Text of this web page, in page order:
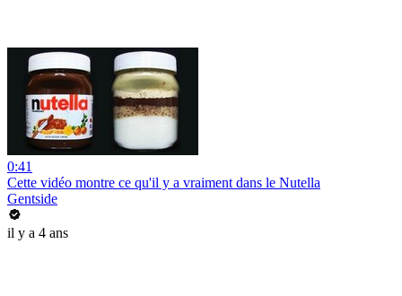
0:41
Cette vidéo montre ce qu'il y a vraiment dans le Nutella
Gentside
il y a 4 ans